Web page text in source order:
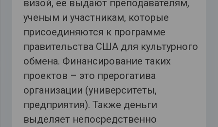
визой, её выдают преподавателям,
ученым и участникам, которые
присоединяются к программе
правительства США для культурного
обмена. Финансирование таких
проектов – это прерогатива
организации (университеты,
предприятия). Также деньги
выделяет непосредственно